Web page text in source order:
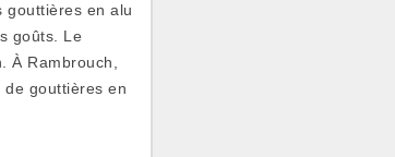
gouttières en alu
goûts. Le
À Rambrouch,
gouttières en